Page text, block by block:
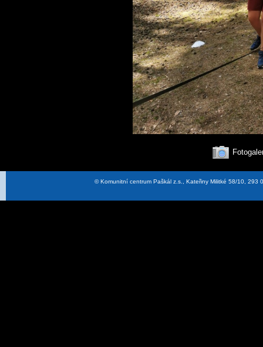
© Komunitní centrum Paškál z.s., Kateřiny Militké 58/10,